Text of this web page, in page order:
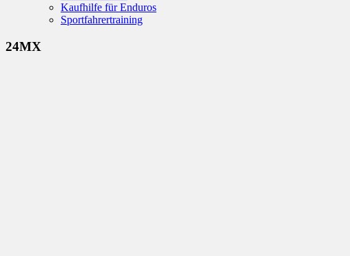
Kaufhilfe für Enduros
Sportfahrertraining
24MX